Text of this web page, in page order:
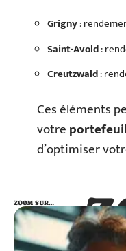
Grigny:
Saint-Avold:
Creutzwald:
Ces éléments
votre
d’optimiser
ZOOM SUR…